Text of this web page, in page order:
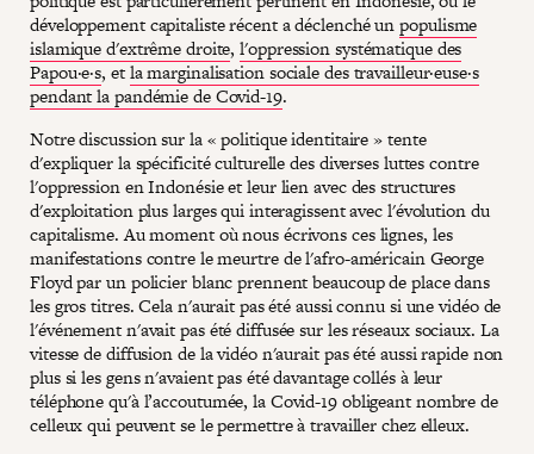
développement capitaliste récent a déclenché unpopulisme
islamique d'extrême droite,l'oppression systématique des
Papou·e·s, etla marginalisation sociale des travailleur·euse·s
pendant la pandémie de Covid-19.
Notre discussion sur la « politique identitaire » tente
d'expliquer la spécificité culturelle des diverses luttes contre
l'oppression en Indonésie et leur lien avec des structures
d'exploitation plus larges qui interagissent avec l'évolution du
capitalisme. Au moment où nous écrivons ces lignes, les
manifestations contre le meurtre de l'afro-américain George
Floyd par un policier blanc prennent beaucoup de place dans
les gros titres. Cela n'aurait pas été aussi connu si une vidéo de
l'événement n'avait pas été diffusée sur les réseaux sociaux. La
vitesse de diffusion de la vidéo n'aurait pas été aussi rapide non
plus si les gens n'avaient pas été davantage collés à leur
téléphone qu'à l’accoutumée, la Covid-19 obligeant nombre de
celleux qui peuvent se le permettre à travailler chez elleux.